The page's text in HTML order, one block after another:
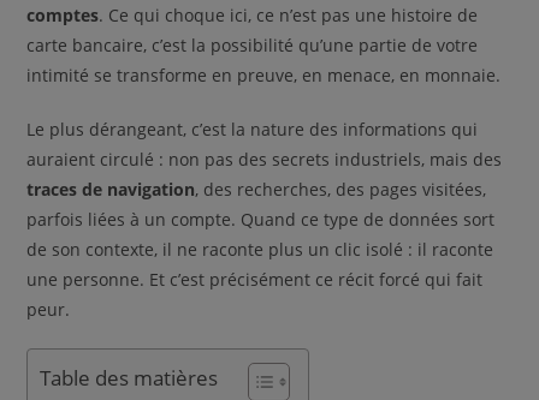
comptes. Ce qui choque ici, ce n’est pas une histoire de
carte bancaire, c’est la possibilité qu’une partie de votre
intimité se transforme en preuve, en menace, en monnaie.
Le plus dérangeant, c’est la nature des informations qui
auraient circulé : non pas des secrets industriels, mais des
traces de navigation, des recherches, des pages visitées,
parfois liées à un compte. Quand ce type de données sort
de son contexte, il ne raconte plus un clic isolé : il raconte
une personne. Et c’est précisément ce récit forcé qui fait
peur.
Table des matières